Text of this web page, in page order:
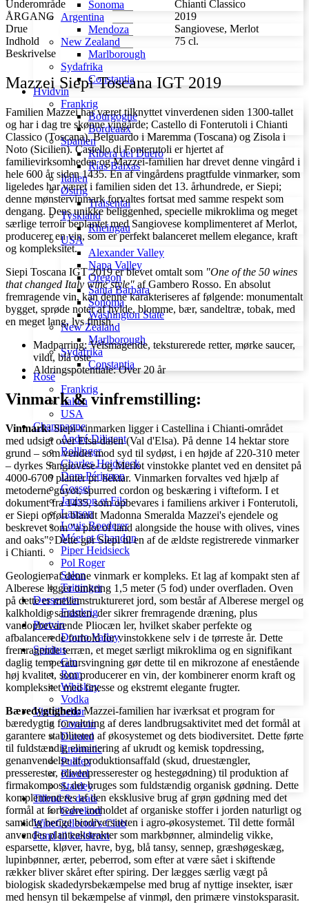
Sonoma
Argentina
Mendoza
New Zealand
Marlborough
Sydafrika
Constantia
Hvidvin
Frankrig
Bourgogne
Bordeaux
Spanien
Ribera del Duero
Rías Baixas
Italien
Østrig
Traisental
Tyskland
Rheingau
USA
Alexander Valley
Napa Valley
Oregon
Santa Barbara
Sonoma
Washington State
New Zealand
Marlborough
Sydafrika
Constantia
Rosé
Frankrig
Italien
USA
Champagne
André Diligent
Bollinger
Charles Heidsieck
Dom Pérignon
Gosset
Janisson et Fils
Lanson
Louis Roederer
Móet et Chandon
Piper Heidsieck
Pol Roger
Salon
Taittinger
Dessertvin
Frankrig
Portvin
Douro Valley
Spiritus
Gin
Rom
Whiskey
Vodka
Vin tilbehør
Coravin
Durand
Enomatic
Pulltex
Riedel
Stanley
Tilbud & deals
Gavekort
WineCollector's Club
Fund til kælderen
Underområde
Chianti Classico
ÅRGANG
2019
Drue
Sangiovese, Merlot
Indhold
75 cl.
Beskrivelse
Mazzei Siepi Toscana IGT 2019
Familien Mazzei har været tilknyttet vinverdenen siden 1300-tallet
og har i dag tre skønne vingårde; Castello di Fonterutoli i Chianti
Classico (Toscana), Belguardo i Maremma (Toscana) og Zisola i
Noto (Sicilien). Castello di Fonterutoli er hjertet af
familievirksomheden og Mazzei-familien har drevet denne vingård i
hele 600 år siden 1435. En af vingårdens pragtfulde vinmarker, som
ligeledes har været i familien siden det 13. århundrede, er Siepi;
denne mønstervinmark forvaltes fortsat med samme respekt som
dengang. Dens unikke beliggenhed, specielle mikroklima og meget
særlige terroir beplantet med Sangiovese komplimenteret af Merlot,
producerer en vin, som er perfekt balanceret mellem elegance, kraft
og kompleksitet.
Siepi Toscana IGT 2019 er blevet omtalt som "One of the 50 wines
that changed Italy wine style" af Gambero Rosso. En absolut
fremragende vin, kan denne karakteriseres af følgende: monumentalt
bygget, sprøde noter af hylde, blomme, bær, sandeltræ, tobak, med
en meget lang, lys finish.
Madparring: Velsmagende, teksturerede retter, mørke saucer,
vildt, blå oste
Aldringspotentiale: Over 20 år
Vinmark & vinfremstilling:
Vinmark:Siepi-vinmarken ligger i Castellina i Chianti-området
med udsigt over Elsa-dalen (Val d'Elsa). På denne 14 hektar store
grund – som vender mod syd til sydøst, i en højde af 220-310 meter
– dyrkes Sangiovese- og Merlot vinstokke plantet ved en densitet på
4000-6700 planter pr. hektar. Vinmarken forvaltes ved hjælp af
metoderne guyot, spurred cordon og beskæring i vifteform. I et
dokument fra 1435, som opbevares i familiens arkiver i Fonterutoli,
er Siepi opført blandt Madonna Smeralda Mazzei's ejendele og
beskrevet som "a plot of land alongside the house with olives, vines
and oaks". Dette gør Siepi til en af de ældste registrerede vinmarker
i Chianti.
Geologien af ​​denne vinmark er kompleks. Et lag af kompakt sten af ​​
Alberese ligger omkring 1,5 meter (5 fod) under overfladen. Oven
på dette er mellemstruktureret jord, som består af Alberese mergel og
kalkholdig sandsten, der sikrer fremragende dræning, plus
vandopbevarende Pliocæn ler, hvilket skaber perfekte og
afbalancerede forhold for vinstokkene selv i de tørreste år. Dette
fremragende terræn, et meget særligt mikroklima og en signifikant
daglig temperatursvingning gør dette til en mikrozone af enestående
høj kvalitet, som producerer en vin, der kombinerer enorm kraft og
kompleksitet med finesse og ekstremt elegante frugter.
Bæredygtighed:Mazzei-familien har iværksat et program for
bæredygtig forvaltning af deres landbrugsaktivitet med det formål at
garantere stabiliteten af ​​økosystemet og dets biodiversitet. Dette førte
til fuldstændig eliminering af ukrudt og kemisk topdressing,
genanvendelse af produktionsaffald (skud, druestængler,
presserester, olivenpresserester og hestegødning) til produktion af
firmakompost, der bruges som fuldstændig organisk gødning. Dette
komplementeres af den eksklusive brug af grøn gødning med det
formål at forbedre indholdet af organiske stoffer i jorden naturligt og
samtidig berige biodiversiteten i agro-økosystemet. Til dette formål
anvendes planteekstrakter som markbønner, almindelig vikke,
esparsette, kløver, havre, byg, blå tansy, sennep, græshøgeskæg,
lupinbønner, ærter, peberrod, som efter at være sået i skiftende
rækker bliver skåret efter spiring. Der lægges særlig vægt på
biologisk skadedyrsbekæmpelse med brug af nyttige insekter, især
med hensyn til bekæmpelse af vinmøl, den primære vinstoksparasit.